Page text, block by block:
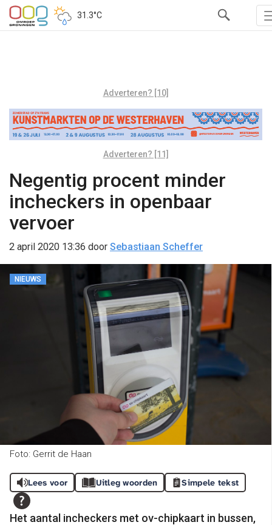
31.3°C
Adverteren? [10]
Adverteren? [11]
Negentig procent minder
incheckers in openbaar
vervoer
2 april 2020 13:36 door Sebastiaan Scheffer
NIEUWS
Foto: Gerrit de Haan
Lees voor Uitleg woorden Simpele tekst
Het aantal incheckers met ov-chipkaart in bussen,